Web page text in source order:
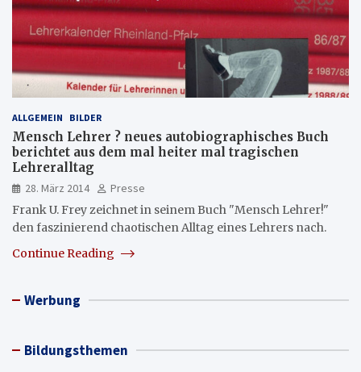
ALLGEMEIN BILDER
Mensch Lehrer ? neues autobiographisches Buch
berichtet aus dem mal heiter mal tragischen
Lehreralltag
28. März 2014
Presse
Frank U. Frey zeichnet in seinem Buch "Mensch Lehrer!"
den faszinierend chaotischen Alltag eines Lehrers nach.
Continue Reading
Werbung
Bildungsthemen